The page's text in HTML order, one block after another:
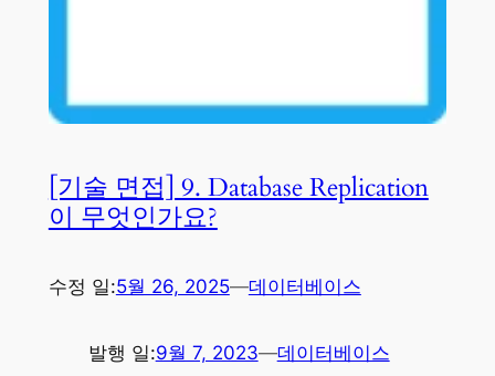
[기술 면접] 9. Database Replication
이 무엇인가요?
수정 일:5월 26, 2025—데이터베이스
발행 일:9월 7, 2023—데이터베이스